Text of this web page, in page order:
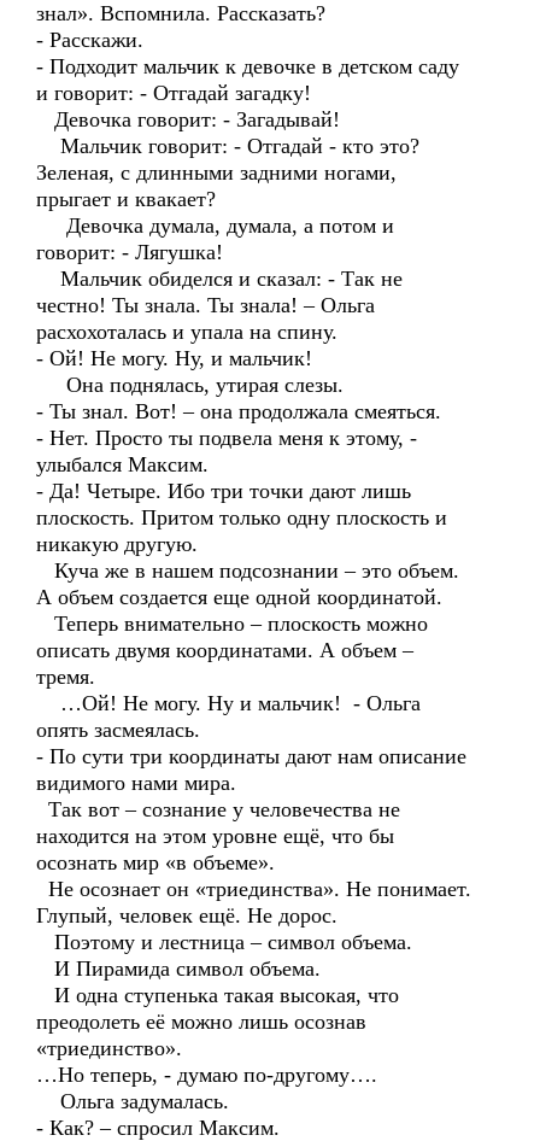
знал». Вспомнила. Рассказать?
- Расскажи.
- Подходит мальчик к девочке в детском саду
и говорит: - Отгадай загадку!
Девочка говорит: - Загадывай!
Мальчик говорит: - Отгадай - кто это?
Зеленая, с длинными задними ногами,
прыгает и квакает?
Девочка думала, думала, а потом и
говорит: - Лягушка!
Мальчик обиделся и сказал: - Так не
честно! Ты знала. Ты знала! – Ольга
расхохоталась и упала на спину.
- Ой! Не могу. Ну, и мальчик!
Она поднялась, утирая слезы.
- Ты знал. Вот! – она продолжала смеяться.
- Нет. Просто ты подвела меня к этому, -
улыбался Максим.
- Да! Четыре. Ибо три точки дают лишь
плоскость. Притом только одну плоскость и
никакую другую.
Куча же в нашем подсознании – это объем.
А объем создается еще одной координатой.
Теперь внимательно – плоскость можно
описать двумя координатами. А объем –
тремя.
…Ой! Не могу. Ну и мальчик! - Ольга
опять засмеялась.
- По сути три координаты дают нам описание
видимого нами мира.
Так вот – сознание у человечества не
находится на этом уровне ещё, что бы
осознать мир «в объеме».
Не осознает он «триединства». Не понимает.
Глупый, человек ещё. Не дорос.
Поэтому и лестница – символ объема.
И Пирамида символ объема.
И одна ступенька такая высокая, что
преодолеть её можно лишь осознав
«триединство».
…Но теперь, - думаю по-другому….
Ольга задумалась.
- Как? – спросил Максим.